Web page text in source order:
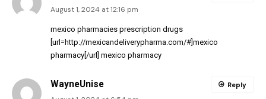
August 1, 2024 at 12:16 pm
mexico pharmacies prescription drugs
[url=http://mexicandeliverypharma.com/#]mexico
pharmacy[/url] mexico pharmacy
WayneUnise Reply